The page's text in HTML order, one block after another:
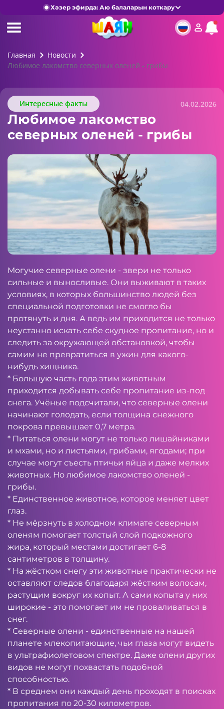
Хәзер эфирда: Аю балаларын коткару
Главная
Новости
Любимое лакомство северных оленей - грибы
Интересные факты 04.02.2026
Любимое лакомство
северных оленей - грибы
Могучие северные олени - звери не только
сильные и выносливые. Они выживают в таких
условиях, в которых большинство людей без
специальной подготовки не смогло бы
протянуть и дня. А ведь им приходится не только
неустанно искать себе скудное пропитание, но и
следить за окружающей обстановкой, чтобы
самим не превратиться в ужин для какого-
нибудь хищника.
* Большую часть года этим животным
приходится добывать себе пропитание из-под
снега. Учёные подсчитали, что северные олени
начинают голодать, если толщина снежного
покрова превышает 0,7 метра.
* Питаться олени могут не только лишайниками
и мхами, но и листьями, грибами, ягодами; при
случае могут съесть птичьи яйца и даже мелких
животных. Но любимое лакомство оленей -
грибы.
* Единственное животное, которое меняет цвет
глаз.
* Не мёрзнуть в холодном климате северным
оленям помогает толстый слой подкожного
жира, который местами достигает 6-8
сантиметров в толщину.
* На жёстком снегу эти животные практически не
оставляют следов благодаря жёстким волосам,
растущим вокруг их копыт. А сами копыта у них
широкие - это помогает им не проваливаться в
снег.
* Северные олени - единственные на нашей
планете млекопитающие, чьи глаза могут видеть
в ультрафиолетовом спектре. Даже олени других
видов не могут похвастать подобной
способностью.
* В среднем они каждый день проходят в поисках
пропитания по 20-30 километров.